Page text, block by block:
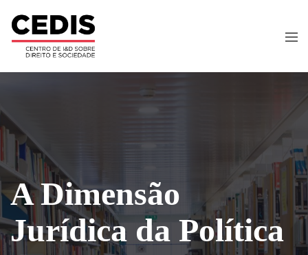
A Dimensão
Jurídica da Política